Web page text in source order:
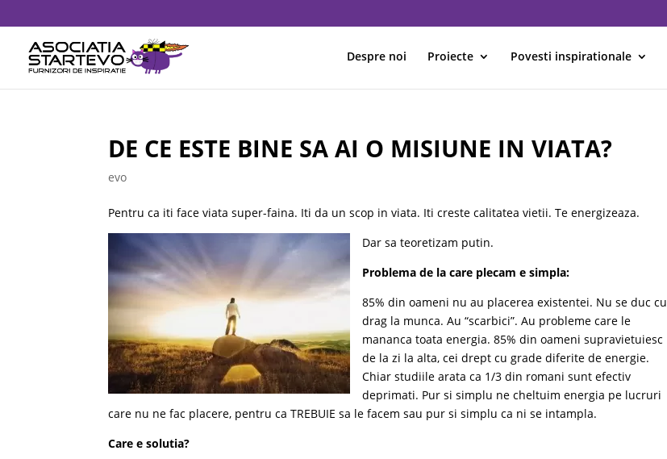
Despre noi Proiecte Povesti inspirationale
DE CE ESTE BINE SA AI O MISIUNE IN VIATA?
evo
Pentru ca iti face viata super-faina. Iti da un scop in viata. Iti creste calitatea vietii. Te energizeaza.
Dar sa teoretizam putin.
Problema de la care plecam e simpla:
85% din oameni nu au placerea existentei. Nu se duc cu
drag la munca. Au “scarbici”. Au probleme care le
mananca toata energia. 85% din oameni supravietuiesc
de la zi la alta, cei drept cu grade diferite de energie.
Chiar studiile arata ca 1/3 din romani sunt efectiv
deprimati. Pur si simplu ne cheltuim energia pe lucruri
care nu ne fac placere, pentru ca TREBUIE sa le facem sau pur si simplu ca ni se intampla.
Care e solutia?